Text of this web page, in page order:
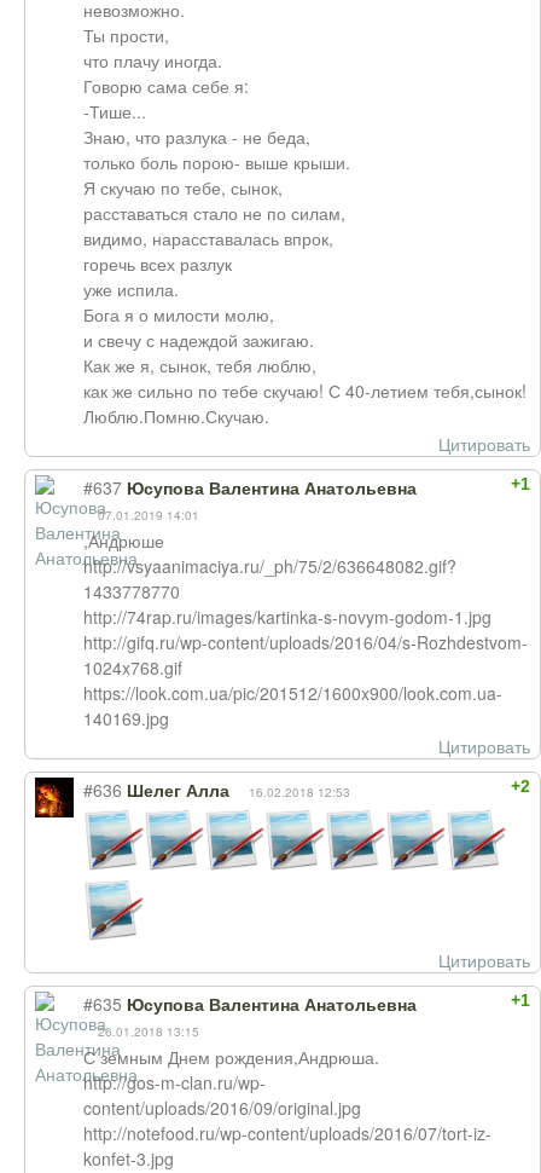
невозможно.
Ты прости,
что плачу иногда.
Говорю сама себе я:
-Тише...
Знаю, что разлука - не беда,
только боль порою- выше крыши.
Я скучаю по тебе, сынок,
расставаться стало не по силам,
видимо, нарасставалась впрок,
горечь всех разлук
уже испила.
Бога я о милости молю,
и свечу с надеждой зажигаю.
Как же я, сынок, тебя люблю,
как же сильно по тебе скучаю! С 40-летием тебя,сынок!
Люблю.Помню.Скучаю.
Цитировать
+1
#637 Юсупова Валентина Анатольевна
07.01.2019 14:01
,Андрюше
http://vsyaanimaciya.ru/_ph/75/2/636648082.gif?
1433778770
http://74rap.ru/images/kartinka-s-novym-godom-1.jpg
http://gifq.ru/wp-content/uploads/2016/04/s-Rozhdestvom-
1024x768.gif
https://look.com.ua/pic/201512/1600x900/look.com.ua-
140169.jpg
Цитировать
+2
#636 Шелег Алла 16.02.2018 12:53
Цитировать
+1
#635 Юсупова Валентина Анатольевна
26.01.2018 13:15
С земным Днем рождения,Андрюша.
http://gos-m-clan.ru/wp-
content/uploads/2016/09/original.jpg
http://notefood.ru/wp-content/uploads/2016/07/tort-iz-
konfet-3.jpg